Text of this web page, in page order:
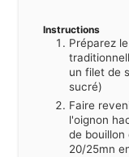
Instructions
Préparez
un filet de
sucré)
Faire
l'oignon
de bouillon
20/25mn